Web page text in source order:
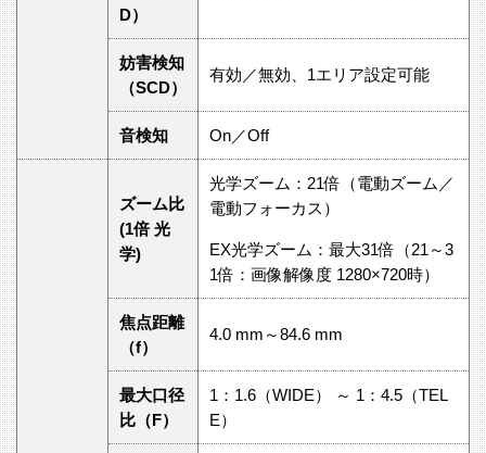
D）
妨害検知
（SCD）
有効／無効、1エリア設定可能
音検知 On／Off
ズーム比
(1倍 光
学)
光学ズーム：21倍（電動ズーム／
電動フォーカス）
EX光学ズーム：最大31倍（21～3
1倍：画像解像度 1280×720時）
焦点距離
（f）
4.0 mm～84.6 mm
最大口径
比（F）
1：1.6（WIDE） ～ 1：4.5（TEL
E）